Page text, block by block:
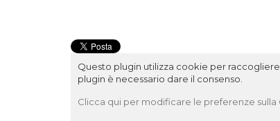
Questo plugin utilizza cookie per
plugin è necessario dare il consenso.
Clicca qui per modificare le preferenze sulla